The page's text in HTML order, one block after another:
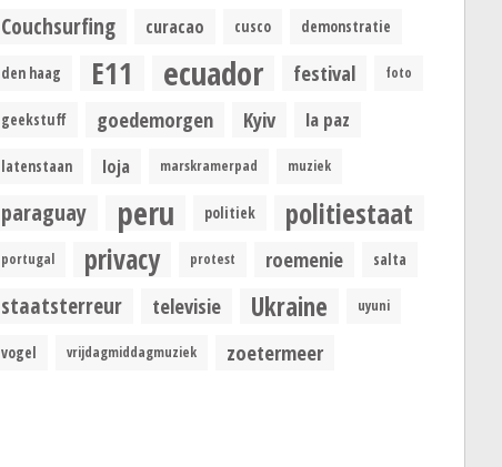
Couchsurfing curacao cusco demonstratie
den haag E11 ecuador festival foto
geekstuff goedemorgen Kyiv la paz
latenstaan loja marskramerpad muziek
paraguay peru politiek politiestaat
portugal privacy protest roemenie salta
staatsterreur televisie Ukraine uyuni
vogel vrijdagmiddagmuziek zoetermeer